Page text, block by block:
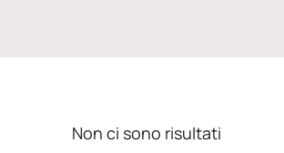
Non ci sono risultati